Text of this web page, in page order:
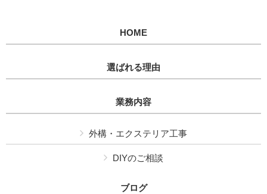
HOME
選ばれる理由
業務内容
外構・エクステリア工事
DIYのご相談
ブログ